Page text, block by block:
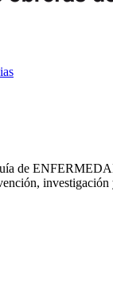
de
investigación